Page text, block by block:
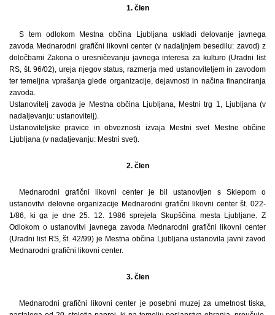
1. člen
S tem odlokom Mestna občina Ljubljana uskladi delovanje javnega
zavoda Mednarodni grafični likovni center (v nadaljnjem besedilu: zavod) z
določbami Zakona o uresničevanju javnega interesa za kulturo (Uradni list
RS, št. 96/02), ureja njegov status, razmerja med ustanoviteljem in zavodom
ter temeljna vprašanja glede organizacije, dejavnosti in načina financiranja
zavoda.
Ustanovitelj zavoda je Mestna občina Ljubljana, Mestni trg 1, Ljubljana (v
nadaljevanju: ustanovitelj).
Ustanoviteljske pravice in obveznosti izvaja Mestni svet Mestne občine
Ljubljana (v nadaljevanju: Mestni svet).
2. člen
Mednarodni grafični likovni center je bil ustanovljen s Sklepom o
ustanovitvi delovne organizacije Mednarodni grafični likovni center št. 022-
1/86, ki ga je dne 25. 12. 1986 sprejela Skupščina mesta Ljubljane. Z
Odlokom o ustanovitvi javnega zavoda Mednarodni grafični likovni center
(Uradni list RS, št. 42/99) je Mestna občina Ljubljana ustanovila javni zavod
Mednarodni grafični likovni center.
3. člen
Mednarodni grafični likovni center je posebni muzej za umetnost tiska,